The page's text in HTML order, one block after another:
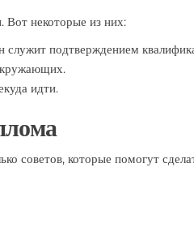
некоторые из них:
подтверждением
идти.
советов, которые помогут